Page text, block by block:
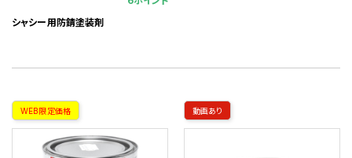
シャシー用防錆塗装剤
WEB限定価格 動画あり